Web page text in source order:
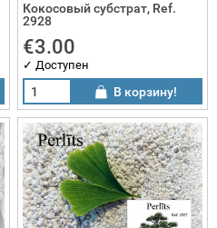
Кокосовый cубстрат, Ref.
2928
€3.00
✓ Доступен
В корзину!